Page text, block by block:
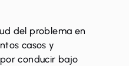
del problema en
casos y
conducir bajo